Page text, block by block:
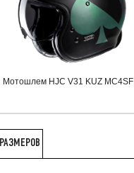
Мотошлем HJC V31 KUZ